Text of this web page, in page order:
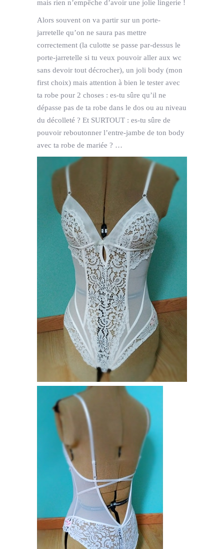
mais rien n’empêche d’avoir une jolie lingerie !
Alors souvent on va partir sur un porte-
jarretelle qu’on ne saura pas mettre
correctement (la culotte se passe par-dessus le
porte-jarretelle si tu veux pouvoir aller aux wc
sans devoir tout décrocher), un joli body (mon
first choix) mais attention à bien le tester avec
ta robe pour 2 choses : es-tu sûre qu’il ne
dépasse pas de ta robe dans le dos ou au niveau
du décolleté ? Et SURTOUT : es-tu sûre de
pouvoir reboutonner l’entre-jambe de ton body
avec ta robe de mariée ? …